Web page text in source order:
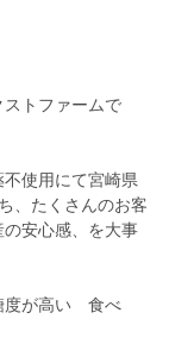
ストファームで
不使用にて宮崎県
、たくさんのお客
安心感、を大事
度が高い 食べ